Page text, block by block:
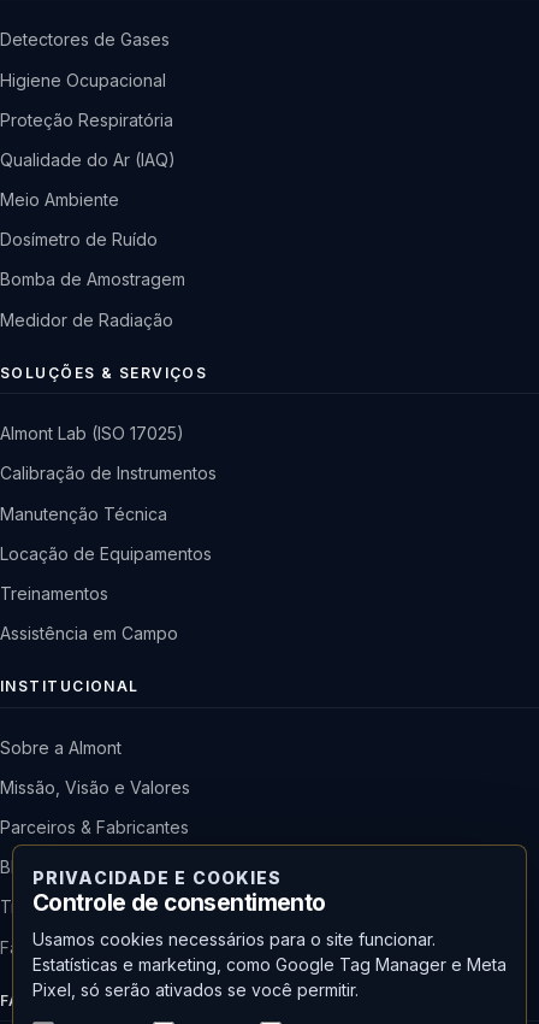
Detectores de Gases
Higiene Ocupacional
Proteção Respiratória
Qualidade do Ar (IAQ)
Meio Ambiente
Dosímetro de Ruído
Bomba de Amostragem
Medidor de Radiação
SOLUÇÕES & SERVIÇOS
Almont Lab (ISO 17025)
Calibração de Instrumentos
Manutenção Técnica
Locação de Equipamentos
Treinamentos
Assistência em Campo
INSTITUCIONAL
Sobre a Almont
Missão, Visão e Valores
Parceiros & Fabricantes
Blog & Notícias
Trabalhe Conosco
Fale Conosco
FALE COM A ALMONT
PRIVACIDADE E COOKIES
Controle de consentimento
Usamos cookies necessários para o site funcionar.
Estatísticas e marketing, como Google Tag Manager e Meta
Pixel, só serão ativados se você permitir.